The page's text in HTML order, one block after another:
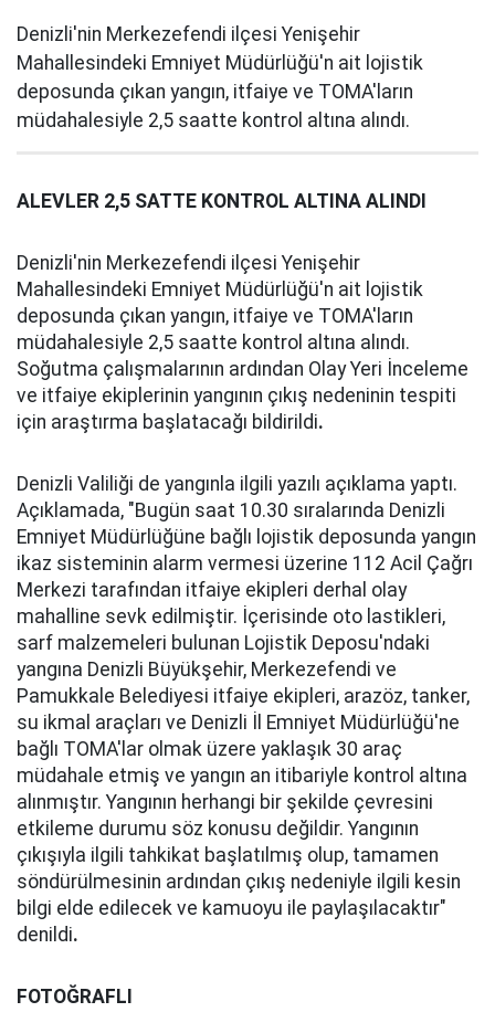
Denizli'nin Merkezefendi ilçesi Yenişehir
Mahallesindeki Emniyet Müdürlüğü'n ait lojistik
deposunda çıkan yangın, itfaiye ve TOMA'ların
müdahalesiyle 2,5 saatte kontrol altına alındı.
ALEVLER 2,5 SATTE KONTROL ALTINA ALINDI
Denizli'nin Merkezefendi ilçesi Yenişehir
Mahallesindeki Emniyet Müdürlüğü'n ait lojistik
deposunda çıkan yangın, itfaiye ve TOMA'ların
müdahalesiyle 2,5 saatte kontrol altına alındı.
Soğutma çalışmalarının ardından Olay Yeri İnceleme
ve itfaiye ekiplerinin yangının çıkış nedeninin tespiti
için araştırma başlatacağı bildirildi.
Denizli Valiliği de yangınla ilgili yazılı açıklama yaptı.
Açıklamada, "Bugün saat 10.30 sıralarında Denizli
Emniyet Müdürlüğüne bağlı lojistik deposunda yangın
ikaz sisteminin alarm vermesi üzerine 112 Acil Çağrı
Merkezi tarafından itfaiye ekipleri derhal olay
mahalline sevk edilmiştir. İçerisinde oto lastikleri,
sarf malzemeleri bulunan Lojistik Deposu'ndaki
yangına Denizli Büyükşehir, Merkezefendi ve
Pamukkale Belediyesi itfaiye ekipleri, arazöz, tanker,
su ikmal araçları ve Denizli İl Emniyet Müdürlüğü'ne
bağlı TOMA'lar olmak üzere yaklaşık 30 araç
müdahale etmiş ve yangın an itibariyle kontrol altına
alınmıştır. Yangının herhangi bir şekilde çevresini
etkileme durumu söz konusu değildir. Yangının
çıkışıyla ilgili tahkikat başlatılmış olup, tamamen
söndürülmesinin ardından çıkış nedeniyle ilgili kesin
bilgi elde edilecek ve kamuoyu ile paylaşılacaktır"
denildi.
FOTOĞRAFLI